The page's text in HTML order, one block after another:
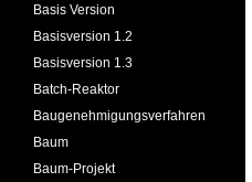
Basis Version
Basisversion 1.2
Basisversion 1.3
Batch-Reaktor
Baugenehmigungsverfahren
Baum
Baum-Projekt